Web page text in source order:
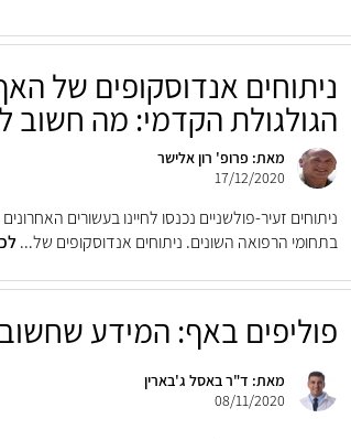
ניתוחים אנדוסקופים של
הגולגולת הקדמי: מה חשוב
מאת: פרופ' רון אלישר
17/12/2020
ניתוחים זעיר-פולשניים נכנסו לחיינו בעשורים
בתחומי הרפואה השונים. ניתוחים אנדוסקופים של...
פוליפים באף: המידע
מאת: ד"ר באסל ג'בארין
08/11/2020